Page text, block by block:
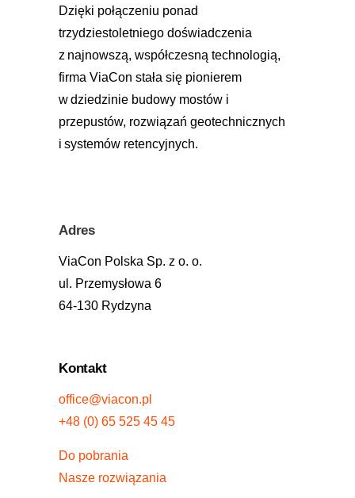
Dzięki połączeniu ponad
trzydziestoletniego doświadczenia
z najnowszą, współczesną technologią,
firma ViaCon stała się pionierem
w dziedzinie budowy mostów i
przepustów, rozwiązań geotechnicznych
i systemów retencyjnych.
Adres
ViaCon Polska Sp. z o. o.
ul. Przemysłowa 6
64-130 Rydzyna
Kontakt
office@viacon.pl
+48 (0) 65 525 45 45
Do pobrania
Nasze rozwiązania